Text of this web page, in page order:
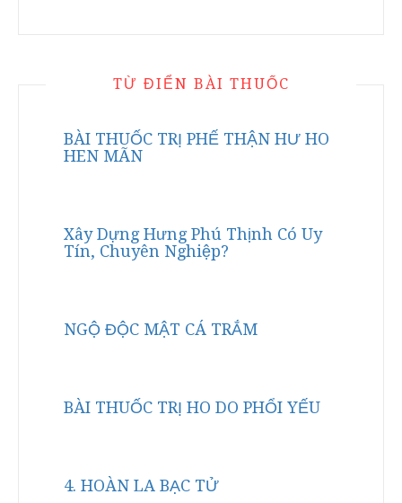
TỪ ĐIỂN BÀI THUỐC
BÀI THUỐC TRỊ PHẾ THẬN HƯ HO
HEN MÃN
Xây Dựng Hưng Phú Thịnh Có Uy
Tín, Chuyên Nghiệp?
NGỘ ĐỘC MẬT CÁ TRẮM
BÀI THUỐC TRỊ HO DO PHỔI YẾU
4. HOÀN LA BẠC TỬ